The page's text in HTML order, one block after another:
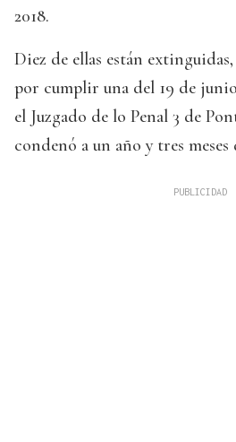
2018.
Diez de ellas están
por cumplir una del 19 de
el Juzgado de lo Penal 3 de
condenó a un año y tres